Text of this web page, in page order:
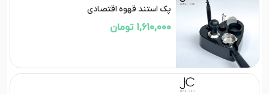
پک استند قهوه اقتصادی
1,610,000 تومان